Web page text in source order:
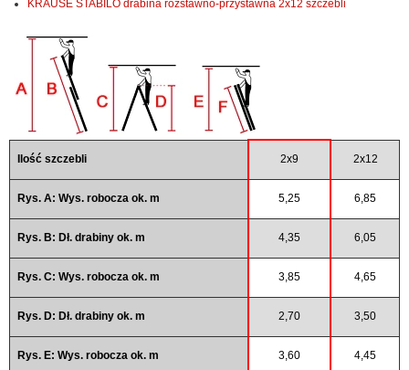
KRAUSE STABILO drabina rozstawno-przystawna 2x12 szczebli
Ilość szczebli 2x9 2x12
Rys. A: Wys. robocza ok. m 5,25 6,85
Rys. B: Dł. drabiny ok. m 4,35 6,05
Rys. C: Wys. robocza ok. m 3,85 4,65
Rys. D: Dł. drabiny ok. m 2,70 3,50
Rys. E: Wys. robocza ok. m 3,60 4,45